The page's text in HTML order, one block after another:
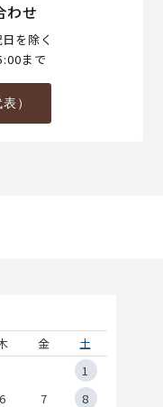
わせ
を除く
まで
）
金
土
1
6 7
8